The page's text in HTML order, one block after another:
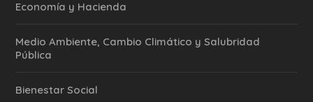
Economía y Hacienda
Medio Ambiente, Cambio Climático y Salubridad
Pública
Bienestar Social